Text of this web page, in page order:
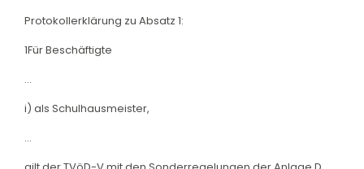
Protokollerklärung zu Absatz 1:
1Für Beschäftigte
...
i) als Schulhausmeister,
...